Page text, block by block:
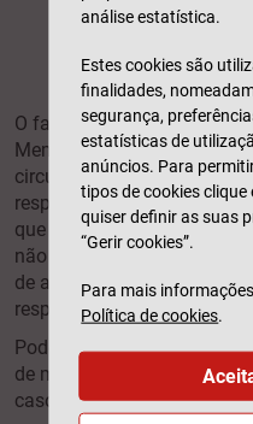
Automóvel,
Declaração do
O facto de o seu carro não
Membro e/ou não se
circular, apenas
responsabilidade para
que a responsabilidade
não continue a pertencer a
de acordo com as regras e
responsabilidade civil.
Pode consultar mais
de matrícula
. Ainda,
caso
conduza sem ter
análise estatística.
Estes cookies são
finalidades,
segurança,
estatísticas de
anúncios. Para
tipos de cookies clique
quiser definir as suas
“Gerir cookies”.
Para mais
Política de cookies.